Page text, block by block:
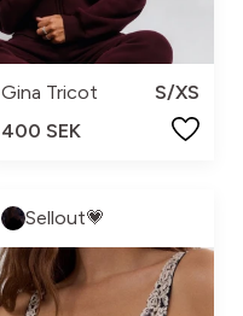
Gina Tricot
S/XS
400 SEK
Sellout💗